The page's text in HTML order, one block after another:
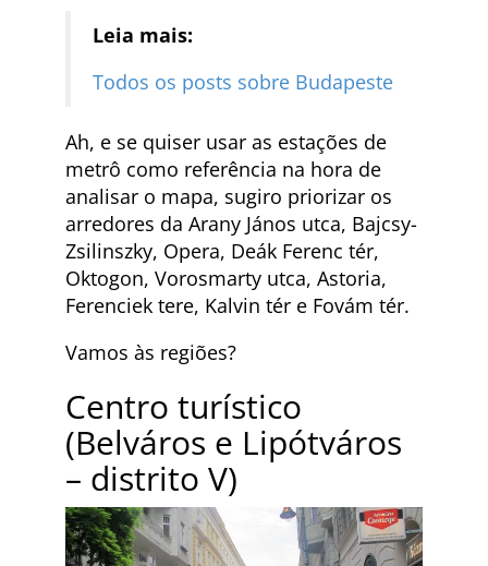
Leia mais:
Todos os posts sobre Budapeste
Ah, e se quiser usar as estações de
metrô como referência na hora de
analisar o mapa, sugiro priorizar os
arredores da Arany János utca, Bajcsy-
Zsilinszky, Opera, Deák Ferenc tér,
Oktogon, Vorosmarty utca, Astoria,
Ferenciek tere, Kalvin tér e Fovám tér.
Vamos às regiões?
Centro turístico
(Belváros e Lipótváros
– distrito V)